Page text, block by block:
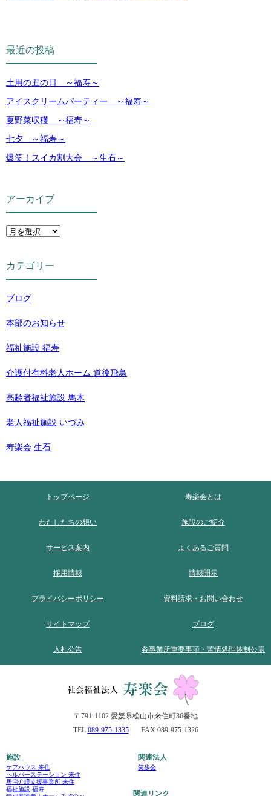
最近の投稿
土用の丑の日 ～福寿～
アイスクリームパーティー ～福寿～
夏野菜収穫 ～福寿～
七夕 ～福寿～
爆笑！スイカ割大会 ～生石～
アーカイブ
カテゴリー
ブログ
本部のお知らせ
福祉施設 福寿
介護付有料老人ホーム 道後飛鳥
高齢者福祉施設 馬木
老人福祉施設 いづみ
寿楽会 生石
トップページ 寿楽会とは
わたしたちの想い 施設のご紹介
サービス案内 よくあるご質問
採用情報 情報開示
プライバシーポリシー 資料請求・お問い合わせ
サイトマップ ブログ
入札公告 各事業所重要事項・苦情処理体制公表
〒791-1102 愛媛県松山市来住町36番地
TEL 089-975-1335 FAX 089-975-1326
施設
ケアハウス 来住
ヘルパーステーション 来住
居宅介護支援事業所 来住
福祉施設 福寿
関連法人
笑歩会
関連リンク